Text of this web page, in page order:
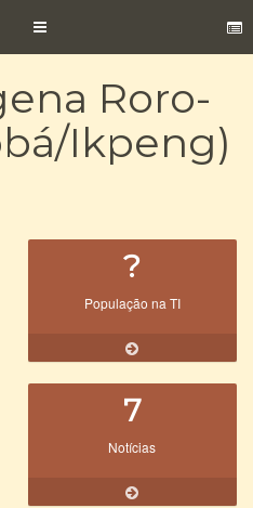
Toggle
Roro-
Ikpeng)
?
População na TI
7
Notícias